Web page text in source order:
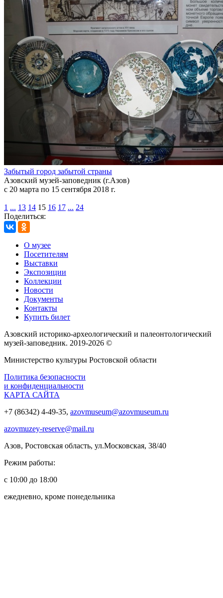
Забытый город забытой страны
Азовский музей-заповедник (г.Азов)
с 20 марта по 15 сентября 2018 г.
1 ... 13 14 15 16 17 ... 24
Поделиться:
О музее
Посетителям
Выставки
Экспозиции
Коллекции
Новости
Документы
Контакты
Купить билет
Азовский историко‑археологический и палеонтологический
музей‑заповедник. 2019-2026 ©
Министерство культуры Ростовской области
Политика безопасности
и конфиденциальности
КАРТА САЙТА
+7 (86342) 4-49-35, azovmuseum@azovmuseum.ru
azovmuzey-reserve@mail.ru
Азов, Ростовская область, ул.Московская, 38/40
Режим работы:
с 10:00 до 18:00
ежедневно, кроме понедельника